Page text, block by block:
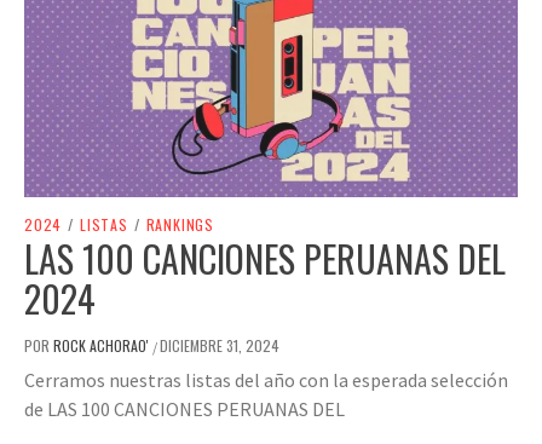
2024 / LISTAS / RANKINGS
LAS 100 CANCIONES PERUANAS DEL
2024
POR ROCK ACHORAO' /DICIEMBRE 31, 2024
Cerramos nuestras listas del año con la esperada selección
de LAS 100 CANCIONES PERUANAS DEL